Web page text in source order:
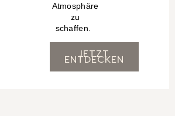
Atmosphäre
zu
schaffen.
JETZT
ENTDECKEN